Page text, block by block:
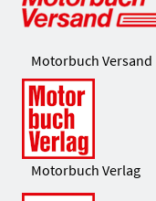
Motorbuch Versand
Motorbuch Verlag